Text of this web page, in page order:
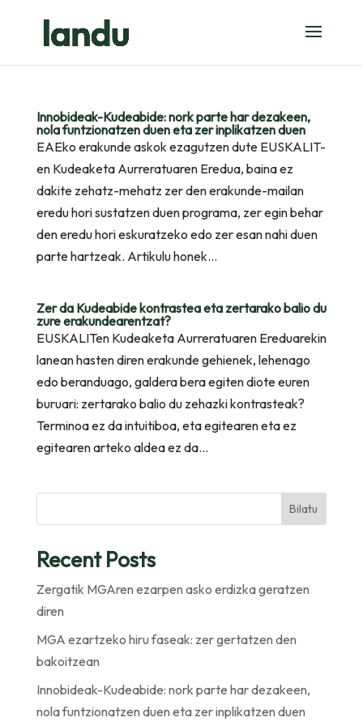
Innobideak-Kudeabide: nork parte har dezakeen,
nola funtzionatzen duen eta zer inplikatzen duen
EAEko erakunde askok ezagutzen dute EUSKALIT-
en Kudeaketa Aurreratuaren Eredua, baina ez
dakite zehatz-mehatz zer den erakunde-mailan
eredu hori sustatzen duen programa, zer egin behar
den eredu hori eskuratzeko edo zer esan nahi duen
parte hartzeak. Artikulu honek...
Zer da Kudeabide kontrastea eta zertarako balio du
zure erakundearentzat?
EUSKALITen Kudeaketa Aurreratuaren Ereduarekin
lanean hasten diren erakunde gehienek, lehenago
edo beranduago, galdera bera egiten diote euren
buruari: zertarako balio du zehazki kontrasteak?
Terminoa ez da intuitiboa, eta egitearen eta ez
egitearen arteko aldea ez da...
Bilatu
Recent Posts
Zergatik MGAren ezarpen asko erdizka geratzen
diren
MGA ezartzeko hiru faseak: zer gertatzen den
bakoitzean
Innobideak-Kudeabide: nork parte har dezakeen,
nola funtzionatzen duen eta zer inplikatzen duen